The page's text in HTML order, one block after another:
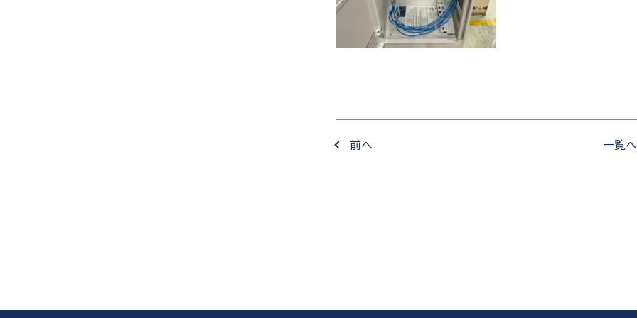
前へ 一覧へ